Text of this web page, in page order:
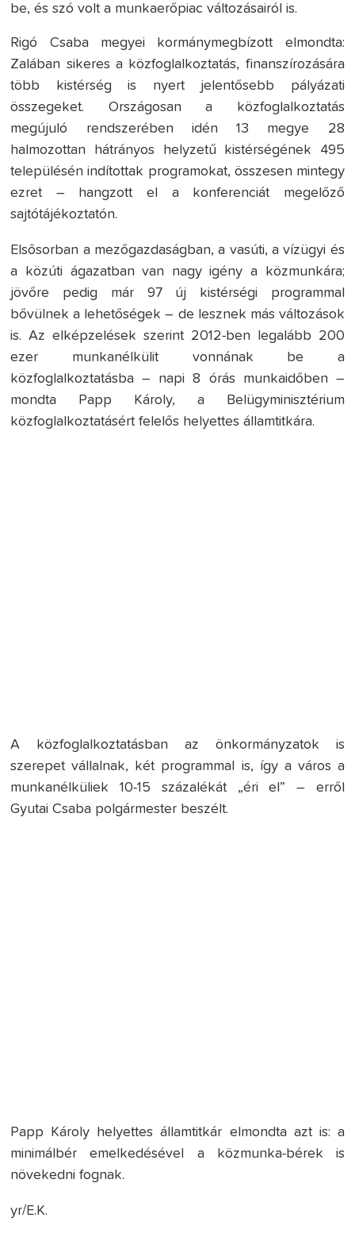
be, és szó volt a munkaerőpiac változásairól is.
Rigó Csaba megyei kormánymegbízott elmondta:
Zalában sikeres a közfoglalkoztatás, finanszírozására
több kistérség is nyert jelentősebb pályázati
összegeket. Országosan a közfoglalkoztatás
megújuló rendszerében idén 13 megye 28
halmozottan hátrányos helyzetű kistérségének 495
településén indítottak programokat, összesen mintegy
ezret – hangzott el a konferenciát megelőző
sajtótájékoztatón.
Elsősorban a mezőgazdaságban, a vasúti, a vízügyi és
a közúti ágazatban van nagy igény a közmunkára;
jövőre pedig már 97 új kistérségi programmal
bővülnek a lehetőségek – de lesznek más változások
is. Az elképzelések szerint 2012-ben legalább 200
ezer munkanélkülit vonnának be a
közfoglalkoztatásba – napi 8 órás munkaidőben –
mondta Papp Károly, a Belügyminisztérium
közfoglalkoztatásért felelős helyettes államtitkára.
A közfoglalkoztatásban az önkormányzatok is
szerepet vállalnak, két programmal is, így a város a
munkanélküliek 10-15 százalékát „éri el” – erről
Gyutai Csaba polgármester beszélt.
Papp Károly helyettes államtitkár elmondta azt is: a
minimálbér emelkedésével a közmunka-bérek is
növekedni fognak.
yr/E.K.